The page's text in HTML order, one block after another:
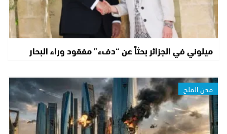
ميلوني في الجزائر بحثاً عن “دفء” مفقود وراء البحار
مدن الملح